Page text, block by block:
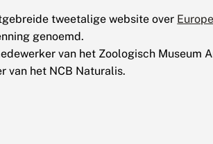
tweetalige website over
genoemd.
van het Zoologisch Museum
van het NCB Naturalis.